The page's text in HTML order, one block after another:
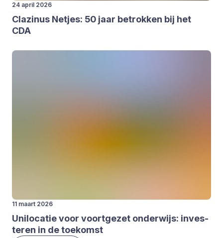
24 april 2026
Cla­zi­nus Net­jes: 50 jaar betrok­ken bij het
CDA
11 maart 2026
Uni­lo­ca­tie voor voort­ge­zet onder­wijs: inves­
te­ren in de toe­komst